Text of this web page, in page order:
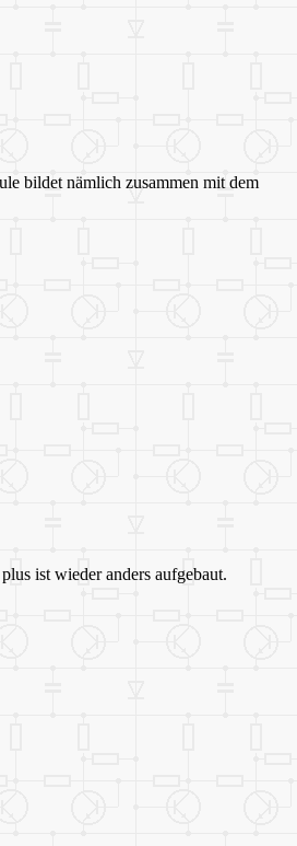
bildet nämlich zusammen mit dem
ist wieder anders aufgebaut.